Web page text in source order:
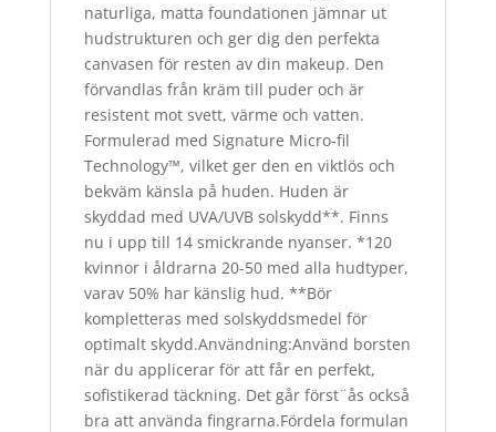
naturliga, matta foundationen jämnar ut
hudstrukturen och ger dig den perfekta
canvasen för resten av din makeup. Den
förvandlas från kräm till puder och är
resistent mot svett, värme och vatten.
Formulerad med Signature Micro-fil
Technology™, vilket ger den en viktlös och
bekväm känsla på huden. Huden är
skyddad med UVA/UVB solskydd**. Finns
nu i upp till 14 smickrande nyanser. *120
kvinnor i åldrarna 20-50 med alla hudtyper,
varav 50% har känslig hud. **Bör
kompletteras med solskyddsmedel för
optimalt skydd.Användning:Använd borsten
när du applicerar för att får en perfekt,
sofistikerad täckning. Det går först¨ås också
bra att använda fingrarna.Fördela formulan